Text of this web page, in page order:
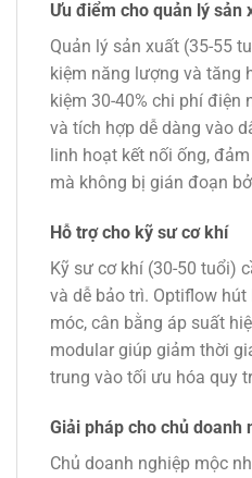
Ưu điểm cho quản lý sản
Quản lý sản xuất (35-55
kiệm năng lượng và tăng
kiệm 30-40% chi phí điện
và tích hợp dễ dàng vào
linh hoạt kết nối ống,
mà không bị gián đoạn
Hỗ trợ cho kỹ sư cơ khí
Kỹ sư cơ khí (30-50 tuổi)
và dễ bảo trì. Optiflow
móc, cân bằng áp suất
modular giúp giảm thời
trung vào tối ưu hóa quy
Giải pháp cho chủ doanh
Chủ doanh nghiệp mộc